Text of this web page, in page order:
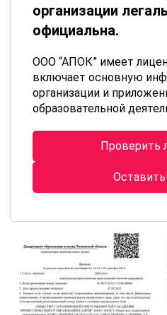
организации
официальна.
ООО “АПОК” имеет
включает основную
организации и
образовательной
Проверить
Оставить